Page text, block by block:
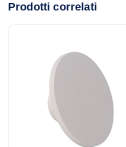
Prodotti correlati